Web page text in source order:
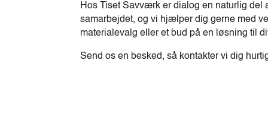
Hos Tiset Savværk er dialog en naturlig del
samarbejdet, og vi hjælper dig gerne med
materialevalg eller et bud på en løsning til
Send os en besked, så kontakter vi dig